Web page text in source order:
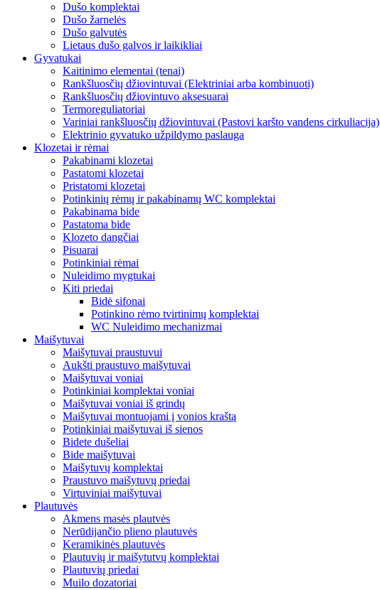
Dušo komplektai
Dušo žarnelės
Dušo galvutės
Lietaus dušo galvos ir laikikliai
Gyvatukai
Kaitinimo elementai (tenai)
Rankšluosčių džiovintuvai (Elektriniai arba kombinuoti)
Rankšluosčių džiovintuvo aksesuarai
Termoreguliatoriai
Variniai rankšluosčių džiovintuvai (Pastovi karšto vandens cirkuliacija)
Elektrinio gyvatuko užpildymo paslauga
Klozetai ir rėmai
Pakabinami klozetai
Pastatomi klozetai
Pristatomi klozetai
Potinkinių rėmų ir pakabinamų WC komplektai
Pakabinama bide
Pastatoma bide
Klozeto dangčiai
Pisuarai
Potinkiniai rėmai
Nuleidimo mygtukai
Kiti priedai
Bidė sifonai
Potinkino rėmo tvirtinimų komplektai
WC Nuleidimo mechanizmai
Maišytuvai
Maišytuvai praustuvui
Aukšti praustuvo maišytuvai
Maišytuvai voniai
Potinkiniai komplektai voniai
Maišytuvai voniai iš grindų
Maišytuvai montuojami į vonios kraštą
Potinkiniai maišytuvai iš sienos
Bidete dušeliai
Bide maišytuvai
Maišytuvų komplektai
Praustuvo maišytuvų priedai
Virtuviniai maišytuvai
Plautuvės
Akmens masės plautvės
Nerūdijančio plieno plautuvės
Keramikinės plautuvės
Plautuvių ir maišytutvų komplektai
Plautuvių priedai
Muilo dozatoriai